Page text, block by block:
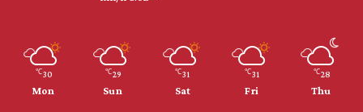
28
℃
Thu
31
℃
Fri
31
℃
Sat
29
℃
Sun
30
℃
Mon